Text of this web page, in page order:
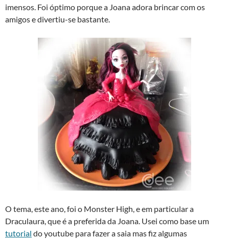
imensos. Foi óptimo porque a Joana adora brincar com os
amigos e divertiu-se bastante.
O tema, este ano, foi o Monster High, e em particular a
Draculaura, que é a preferida da Joana. Usei como base um
tutorial do youtube para fazer a saia mas fiz algumas